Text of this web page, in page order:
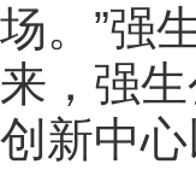
场。”强
来，强
创新中